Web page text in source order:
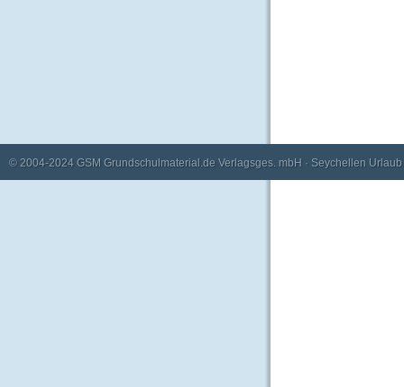
© 2004-2024 GSM Grundschulmaterial.de Verlagsges. mbH · Seychellen Urlaub